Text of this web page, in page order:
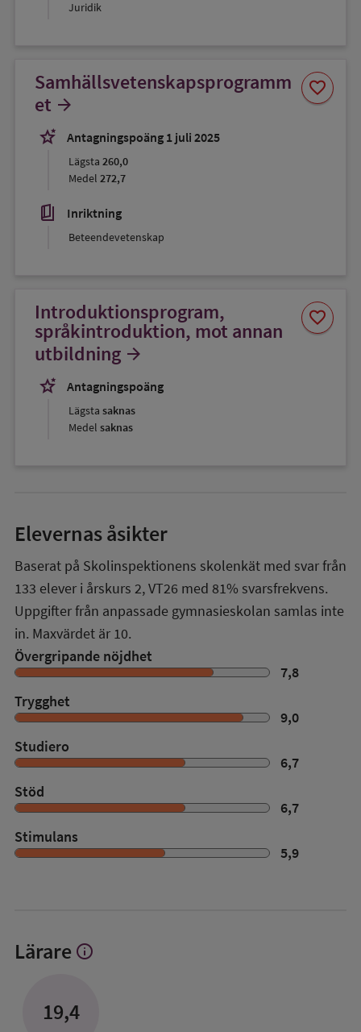
Juridik
Samhällsvetenskapsprogramm
et arrow_forward
stars_2
Antagningspoäng 1 juli 2025
Lägsta 260,0
Medel 272,7
book_5 Inriktning
Beteendevetenskap
favorite
Spara
som
Introduktionsprogram,
språkintroduktion, mot annan
utbildning arrow_forward
stars_2
Antagningspoäng
Lägsta saknas
Medel saknas
favorite
Spara
som
Elevernas åsikter
Baserat på Skolinspektionens skolenkät med svar från
133 elever i årskurs 2,VT26 med 81% svarsfrekvens.
Uppgifter från anpassade gymnasieskolan samlas inte
in. Maxvärdet är 10.
Övergripande nöjdhet
7,8
Trygghet
9,0
Studiero
6,7
Stöd
6,7
Stimulans
5,9
Lärare Visa
info
19,4